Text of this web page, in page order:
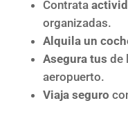
Contrata
organizadas.
Alquila un
Asegura tus de
aeropuerto.
Viaja seguro